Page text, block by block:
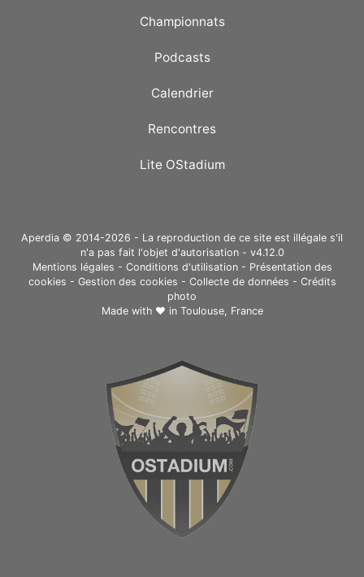
Championnats
Podcasts
Calendrier
Rencontres
Lite OStadium
Aperdia © 2014-2026 - La reproduction de ce site est illégale s'il
n'a pas fait l'objet d'autorisation - v4.12.0
Mentions légales - Conditions d'utilisation- Présentation des
cookies - Gestion des cookies - Collecte de données - Crédits
photo
Made with ❤ in Toulouse, France